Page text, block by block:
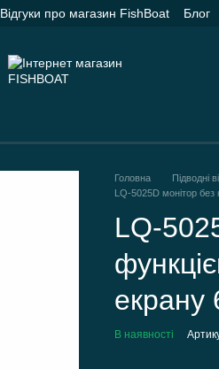
Відгуки про магазин FishBoat Блог
Головна
Підводні
LQ-5025D монітор без
LQ-
екрану
В наявності